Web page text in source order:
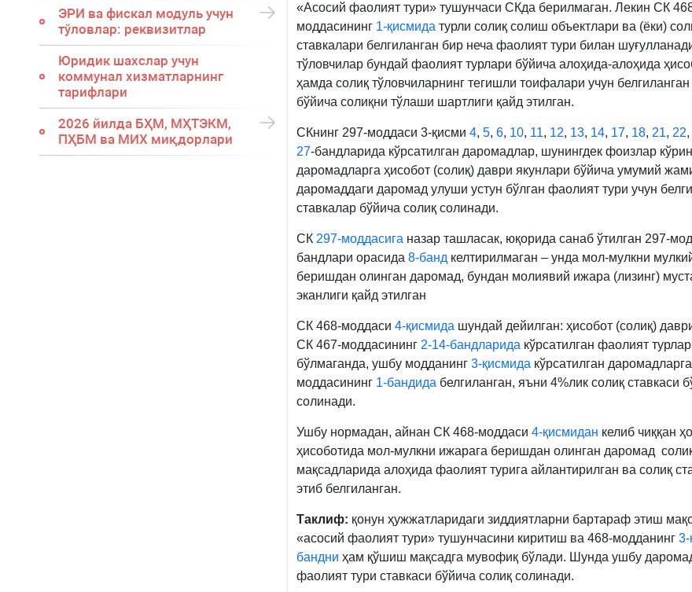
ЭРИ ва фискал модуль учун
тўловлар: реквизитлар
Юридик шахслар учун
коммунал хизматларнинг
тарифлари
2026 йилда БҲМ, МҲТЭКМ,
ПҲБМ ва МИХ миқдорлари
«Асосий фаолият тури» тушунчаси СКда берилмаган. Лекин СК
моддасининг 1-қисмида турли солиқ солиш объектлари ва (ёки)
ставкалари белгиланган бир неча фаолият тури билан
тўловчилар бундай фаолият турлари бўйича алоҳида-алоҳида
ҳамда солиқ тўловчиларнинг тегишли тоифалари учун белгиланган
бўйича солиқни тўлаши шартлиги қайд этилган.
СКнинг 297-моддаси 3-қисми 4, 5, 6, 10, 11, 12, 13, 14, 17, 18, 21, 22,
27-бандларида кўрсатилган даромадлар, шунингдек фоизлар
даромадларга ҳисобот (солиқ) даври якунлари бўйича умумий
даромаддаги даромад улуши устун бўлган фаолият тури учун
ставкалар бўйича солиқ солинади.
СК 297-моддасига назар ташласак, юқорида санаб ўтилган 297-
бандлари орасида 8-банд келтирилмаган – унда мол-мулкни
беришдан олинган даромад, бундан молиявий ижара (лизинг)
эканлиги қайд этилган
СК 468-моддаси 4-қисмида шундай дейилган: ҳисобот (солиқ)
СК 467-моддасининг 2-14-бандларида кўрсатилган фаолият
бўлмаганда, ушбу модданинг 3-қисмида кўрсатилган
моддасининг 1-бандида белгиланган, яъни 4%лик солиқ ставкаси
солинади.
Ушбу нормадан, айнан СК 468-моддаси 4-қисмидан келиб чиққан
ҳисоботида мол-мулкни ижарага беришдан олинган даромад
мақсадларида алоҳида фаолият турига айлантирилган ва солиқ
этиб белгиланган.
Таклиф: қонун ҳужжатларидаги зиддиятларни бартараф этиш
«асосий фаолият тури» тушунчасини киритиш ва 468-модданинг 3-
бандни ҳам қўшиш мақсадга мувофиқ бўлади. Шунда ушбу
фаолият тури ставкаси бўйича солиқ солинади.